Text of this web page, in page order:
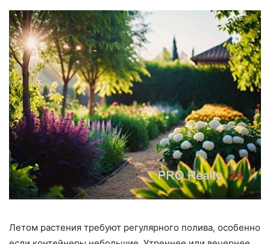
Летом растения требуют регулярного полива, особенно